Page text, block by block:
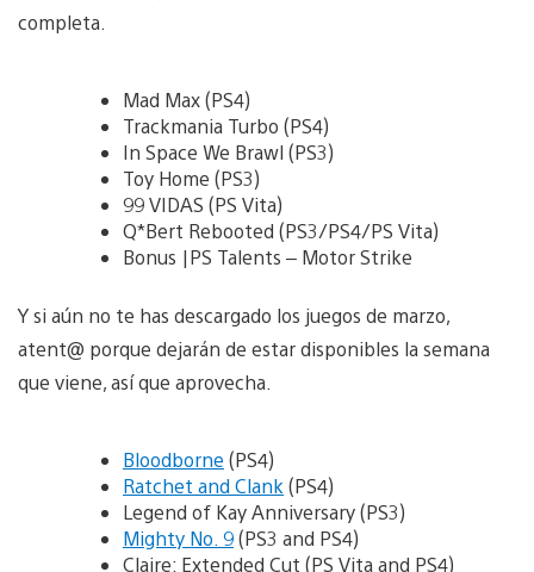
completa.
Mad Max (PS4)
Trackmania Turbo (PS4)
In Space We Brawl (PS3)
Toy Home (PS3)
99 VIDAS (PS Vita)
Q*Bert Rebooted (PS3/PS4/PS Vita)
Bonus |PS Talents – Motor Strike
Y si aún no te has descargado los juegos de marzo,
atent@ porque dejarán de estar disponibles la semana
que viene, así que aprovecha.
Bloodborne (PS4)
Ratchet and Clank (PS4)
Legend of Kay Anniversary (PS3)
Mighty No. 9(PS3 and PS4)
Claire: Extended Cut (PS Vita and PS4)